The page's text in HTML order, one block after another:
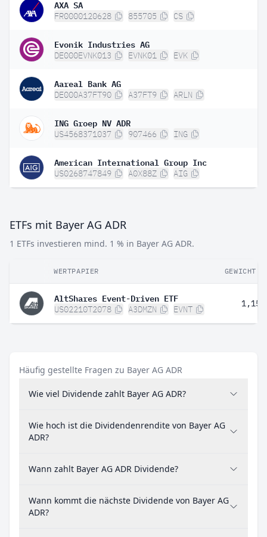
AXA SA
FR0000120628 855705 CS
Evonik Industries AG
DE000EVNK013 EVNK01 EVK
Aareal Bank AG
DE000A37FT90 A37FT9 ARLN
ING Groep NV ADR
US4568371037 907466 ING
American International Group Inc
US0268747849 A0X88Z AIG
ETFs mit Bayer AG ADR
1 ETFs investieren mind. 1 % in Bayer AG ADR.
WERTPAPIER GEWICHT
AltShares Event-Driven ETF
US02210T2078 A3DMZN EVNT
1,15
Häufig gestellte Fragen zu Bayer AG ADR
Wie viel Dividende zahlt Bayer AG ADR?
Wie hoch ist die Dividendenrendite von Bayer AG
ADR?
Wann zahlt Bayer AG ADR Dividende?
Wann kommt die nächste Dividende von Bayer AG
ADR?